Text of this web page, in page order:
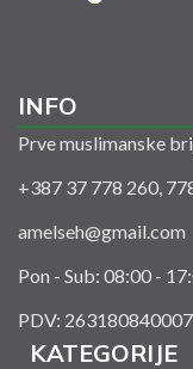
INFO
Prve muslimanske
+387 37 778 260,
amelseh@gmail.com
Pon - Sub: 08:00 -
PDV: 263180840007
KATEGORIJE